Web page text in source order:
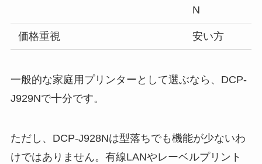
N
価格重視 安い方
一般的な家庭用プリンターとして選ぶなら、DCP-
J929Nで十分です。
ただし、DCP-J928Nは型落ちでも機能が少ないわ
けではありません。有線LANやレーベルプリント